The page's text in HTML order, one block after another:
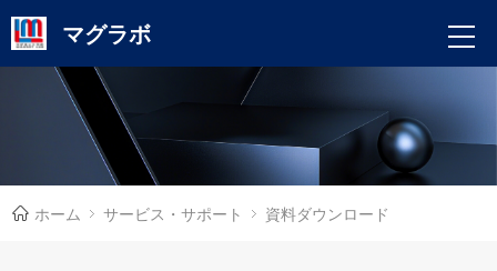
マグラボ
ホーム サービス・サポート 資料ダウンロード